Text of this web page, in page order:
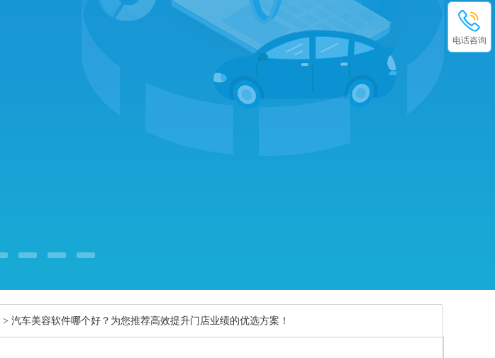
> 汽车美容软件哪个好？为您推荐高效提升门店业绩的优选方案！
电话咨询